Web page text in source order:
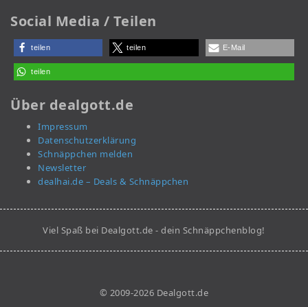
Social Media / Teilen
teilen teilen E-Mail
teilen
Über dealgott.de
Impressum
Datenschutzerklärung
Schnäppchen melden
Newsletter
dealhai.de – Deals & Schnäppchen
Viel Spaß bei Dealgott.de - dein Schnäppchenblog!
© 2009-2026 Dealgott.de